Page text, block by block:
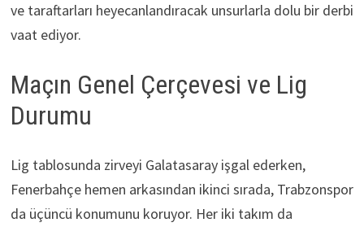
ve taraftarları heyecanlandıracak unsurlarla dolu bir derbi
vaat ediyor.
Maçın Genel Çerçevesi ve Lig
Durumu
Lig tablosunda zirveyi Galatasaray işgal ederken,
Fenerbahçe hemen arkasından ikinci sırada, Trabzonspor
da üçüncü konumunu koruyor. Her iki takım da